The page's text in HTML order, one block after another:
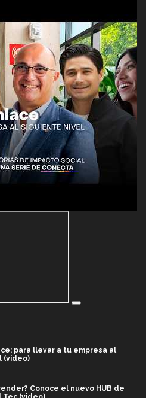
para llevar a tu empresa al
(video)
Conoce el nuevo HUB de